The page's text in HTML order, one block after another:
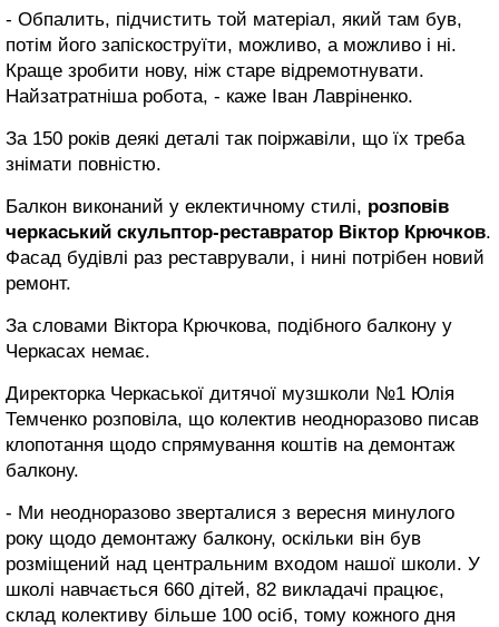
- Обпалить, підчистить той матеріал, який там був,
потім його запіскоструїти, можливо, а можливо і ні.
Краще зробити нову, ніж старе відремотнувати.
Найзатратніша робота, - каже Іван Лавріненко.
За 150 років деякі деталі так поіржавіли, що їх треба
знімати повністю.
Балкон виконаний у еклектичному стилі, розповів
черкаський скульптор-реставратор Віктор Крючков.
Фасад будівлі раз реставрували, і нині потрібен новий
ремонт.
За словами Віктора Крючкова, подібного балкону у
Черкасах немає.
Директорка Черкаської дитячої музшколи №1 Юлія
Темченко розповіла, що колектив неодноразово писав
клопотання щодо спрямування коштів на демонтаж
балкону.
- Ми неодноразово зверталися з вересня минулого
року щодо демонтажу балкону, оскільки він був
розміщений над центральним входом нашої школи. У
школі навчається 660 дітей, 82 викладачі працює,
склад колективу більше 100 осіб, тому кожного дня